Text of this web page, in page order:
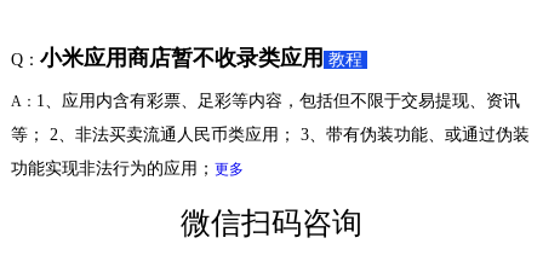
Q： 小米应用商店暂不收录类应用 教程
A： 1、应用内含有彩票、足彩等内容，包括但不限于交易提现、资讯
等； 2、非法买卖流通人民币类应用； 3、带有伪装功能、或通过伪装
功能实现非法行为的应用； 更多
微信扫码咨询